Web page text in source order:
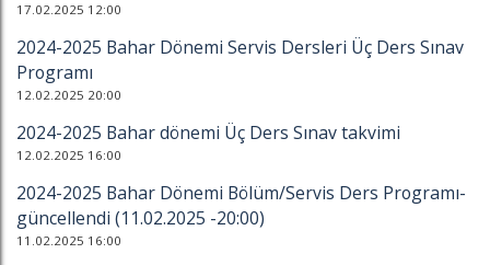
17.02.2025 12:00
2024-2025 Bahar Dönemi Servis Dersleri Üç Ders Sınav
Programı
12.02.2025 20:00
2024-2025 Bahar dönemi Üç Ders Sınav takvimi
12.02.2025 16:00
2024-2025 Bahar Dönemi Bölüm/Servis Ders Programı-
güncellendi (11.02.2025 -20:00)
11.02.2025 16:00